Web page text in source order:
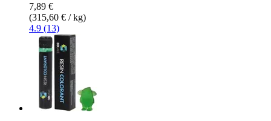
7,89 €
(315,60 € / kg)
4.9 (13)